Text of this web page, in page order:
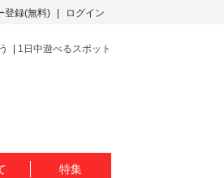
登録(無料) ログイン
1日中遊べるスポット
特集